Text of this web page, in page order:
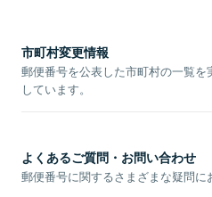
市町村変更情報
郵便番号を公表した市町村の一覧
しています。
よくあるご質問・お問い合わせ
郵便番号に関するさまざまな疑問に